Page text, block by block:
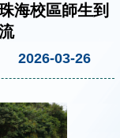
海校區師生到
2026-03-26